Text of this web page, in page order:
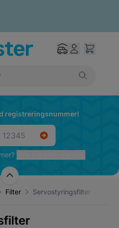
registreringsnummer!
Filter Servostyringsfilter